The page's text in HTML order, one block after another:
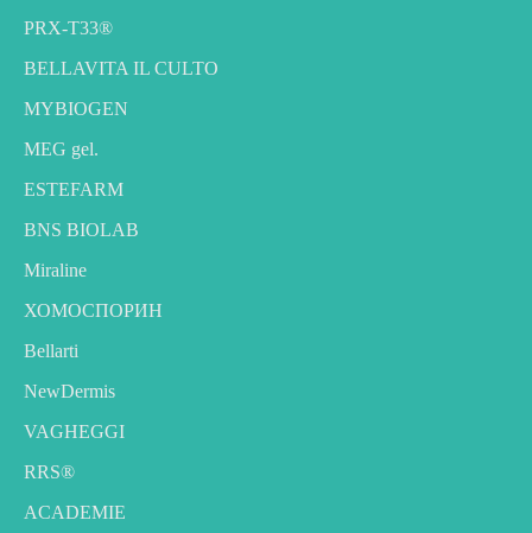
PRX-T33®
BELLAVITA IL CULTO
MYBIOGEN
MEG gel.
ESTEFARM
BNS BIOLAB
Miraline
ХОМОСПОРИН
Bellarti
NewDermis
VAGHEGGI
RRS®
ACADEMIE